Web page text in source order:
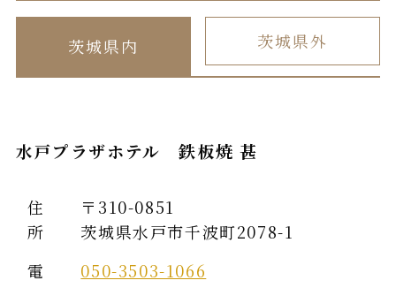
茨城県内 茨城県外
水戸プラザホテル 鉄板焼 甚
住
所
〒310-0851
茨城県水戸市千波町2078-1
電
050-3503-1066